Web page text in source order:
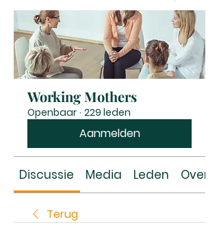
Working Mothers
Openbaar · 229 leden
Aanmelden
Discussie Media Leden Over
Terug